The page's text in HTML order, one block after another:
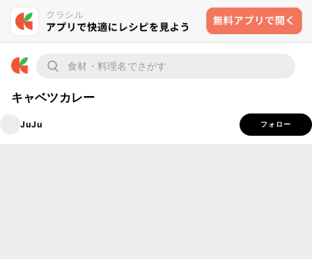
キャベツカレー
JuJu フォロー